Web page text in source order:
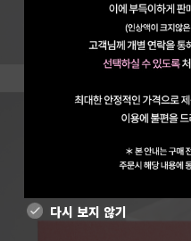
다시 보지 않기